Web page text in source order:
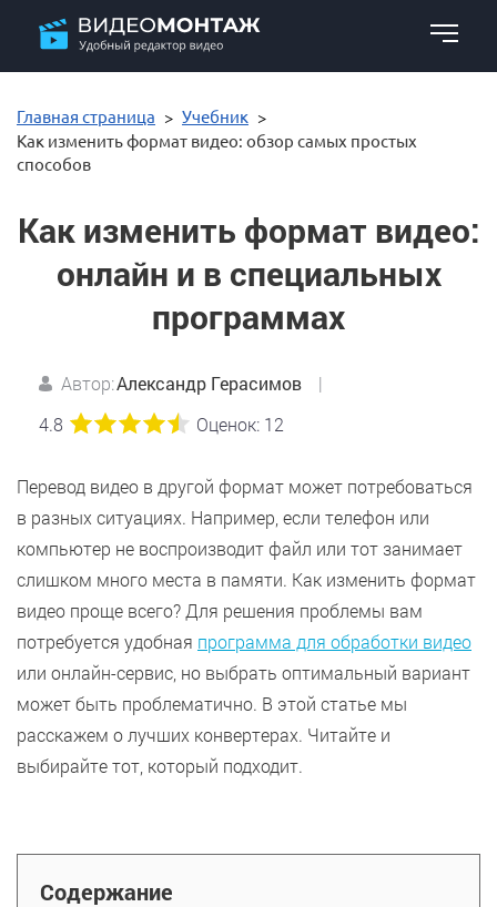
Главная страница
Учебник
Как изменить формат видео: обзор самых простых
способов
Как изменить формат видео:
онлайн и в специальных
программах
Автор:Александр Герасимов
|
4.8
Оценок: 12
Перевод видео в другой формат может потребоваться
в разных ситуациях. Например, если телефон или
компьютер не воспроизводит файл или тот занимает
слишком много места в памяти. Как изменить формат
видео проще всего? Для решения проблемы вам
потребуется удобная программа для обработки видео
или онлайн-сервис, но выбрать оптимальный вариант
может быть проблематично. В этой статье мы
расскажем о лучших конвертерах. Читайте и
выбирайте тот, который подходит.
Содержание